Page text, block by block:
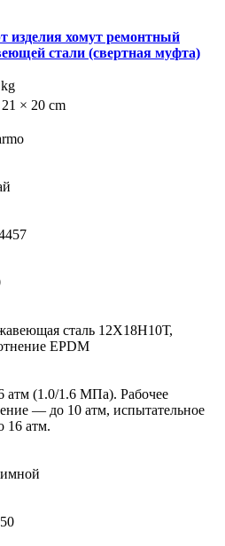
изделия хомут ремонтный
стали (свертная муфта)
× 20 cm
сталь 12Х18Н10Т,
EPDM
атм (1.0/1.6 МПа). Рабочее
— до 10 атм, испытательное
16 атм.